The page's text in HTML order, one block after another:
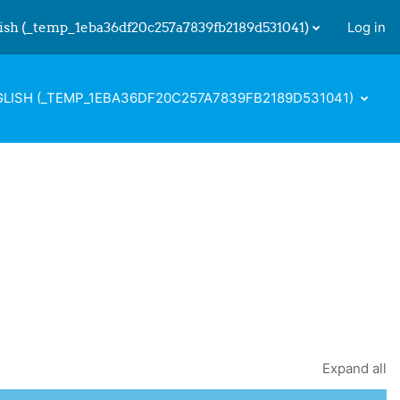
input
‎(_temp_1eba36df20c257a7839fb2189d531041)‎ Log in
‎(_TEMP_1EBA36DF20C257A7839FB2189D531041)‎
Expand all